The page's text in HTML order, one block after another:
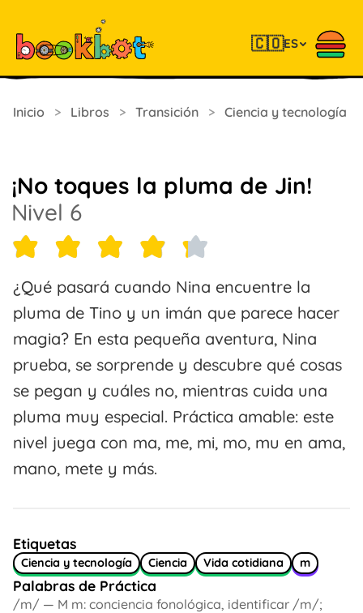
🇨🇴ES
Inicio > Libros > Transición > Ciencia y tecnología
¡No toques la pluma de Jin!
Nivel 6
¿Qué pasará cuando Nina encuentre la
pluma de Tino y un imán que parece hacer
magia? En esta pequeña aventura, Nina
prueba, se sorprende y descubre qué cosas
se pegan y cuáles no, mientras cuida una
pluma muy especial. Práctica amable: este
nivel juega con ma, me, mi, mo, mu en ama,
mano, mete y más.
Etiquetas
Ciencia y tecnología Ciencia Vida cotidiana m
Palabras de Práctica
/m/ — M m: conciencia fonológica, identificar /m/;